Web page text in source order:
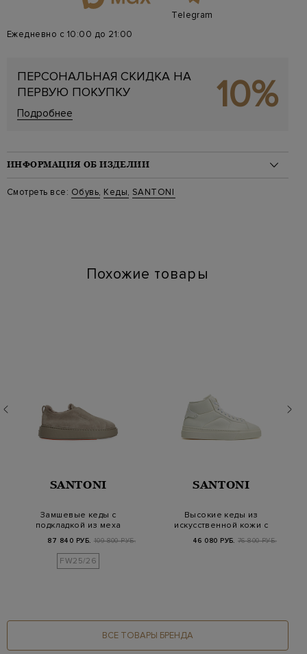
Telegram
Ежедневно с 10:00 до 21:00
ПЕРСОНАЛЬНАЯ СКИДКА НА
ПЕРВУЮ ПОКУПКУ
Подробнее 10%
ИНФОРМАЦИЯ ОБ ИЗДЕЛИИ
Материал: кожа 100%
Смотреть все: Обувь, Кеды, SANTONI
Похожие товары
SANTONI
Замшевые кеды с
подкладкой из меха
87 840 РУБ. 109 800 РУБ.
FW25/26
SANTONI
Высокие кеды из
искусственной кожи с
46 080 РУБ. 76 800 РУБ.
ВСЕ ТОВАРЫ БРЕНДА